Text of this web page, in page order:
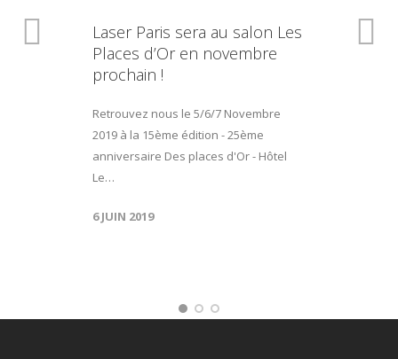
Laser Paris sera au salon Les
Places d’Or en novembre
prochain !
Retrouvez nous le 5/6/7 Novembre
2019 à la 15ème édition - 25ème
anniversaire Des places d'Or - Hôtel
Le…
6 JUIN 2019